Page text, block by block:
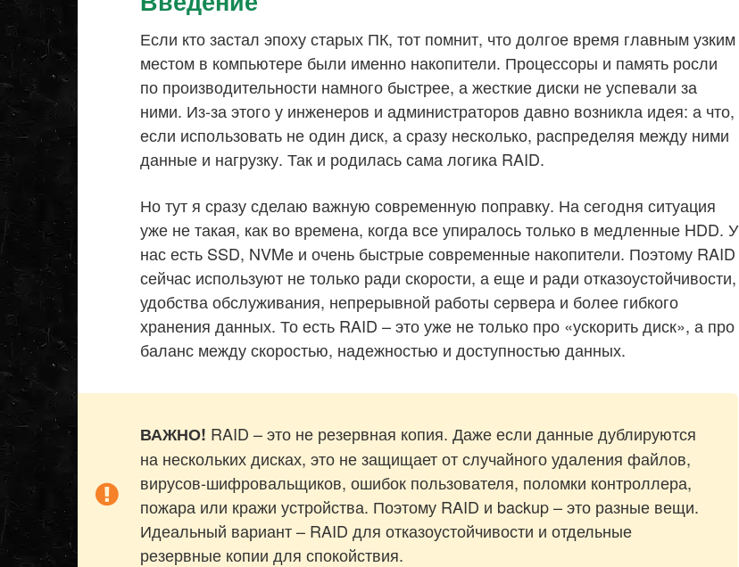
Если кто застал эпоху старых ПК, тот помнит, что долгое время главным узким
местом в компьютере были именно накопители. Процессоры и память росли
по производительности намного быстрее, а жесткие диски не успевали за
ними. Из-за этого у инженеров и администраторов давно возникла идея: а что,
если использовать не один диск, а сразу несколько, распределяя между ними
данные и нагрузку. Так и родилась сама логика RAID.
Но тут я сразу сделаю важную современную поправку. На сегодня ситуация
уже не такая, как во времена, когда все упиралось только в медленные HDD. У
нас есть SSD, NVMe и очень быстрые современные накопители. Поэтому RAID
сейчас используют не только ради скорости, а еще и ради отказоустойчивости,
удобства обслуживания, непрерывной работы сервера и более гибкого
хранения данных. То есть RAID – это уже не только про «ускорить диск», а про
баланс между скоростью, надежностью и доступностью данных.
ВАЖНО! RAID – это не резервная копия. Даже если данные дублируются
на нескольких дисках, это не защищает от случайного удаления файлов,
вирусов-шифровальщиков, ошибок пользователя, поломки контроллера,
пожара или кражи устройства. Поэтому RAID и backup – это разные вещи.
Идеальный вариант – RAID для отказоустойчивости и отдельные
резервные копии для спокойствия.